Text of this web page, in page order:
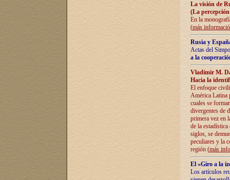
La visión de
(La
En la
(más
Rusia y
Actas del
a la
Vladímir M.
Hacia la
El enfoque
América Latina
cuales se
divergentes de
primera vez en
de la
siglos, se
peculiares y la
región (más
El «Giro a la
Los artículos